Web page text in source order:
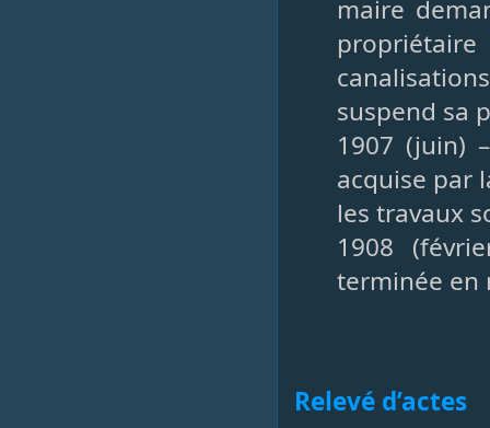
maire
suspend sa
1907 (juin)
acquise par
les travaux
1908
terminée en
Relevé d’actes